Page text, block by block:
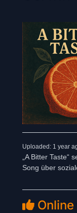
Uploaded: 1 year
„A Bitter
Song über